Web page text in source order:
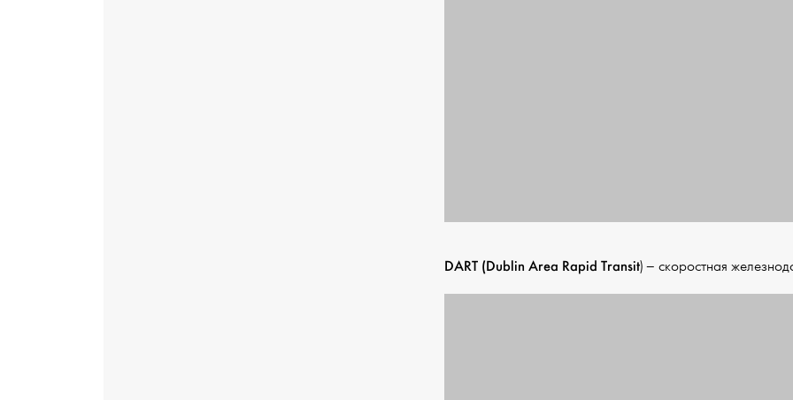
DART (Dublin Area Rapid Transit) – скоростная